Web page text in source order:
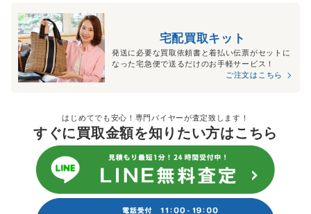
宅配買取キット
発送に必要な買取依頼書と着払い伝票がセットに
なった宅急便で送るだけのお手軽サービス！
ご注文はこちら
はじめてでも安心！専門バイヤーが査定致します！
すぐに買取金額を知りたい方はこちら